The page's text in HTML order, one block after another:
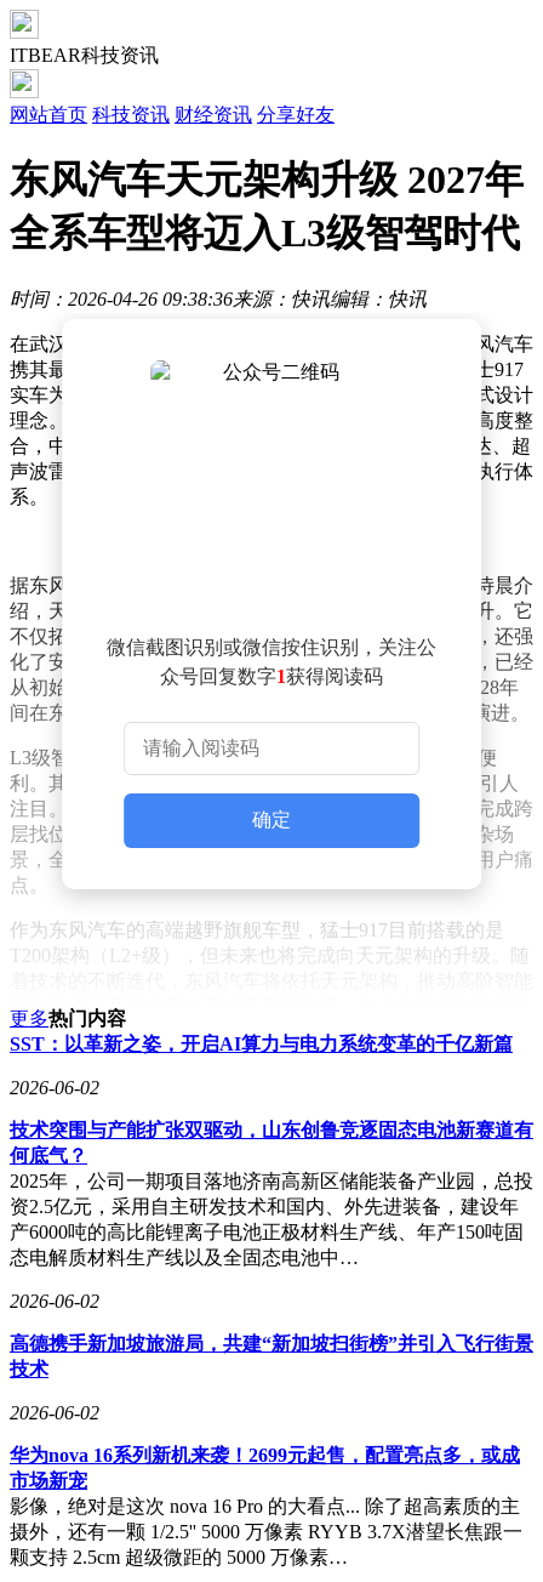
ITBEAR科技资讯
网站首页 科技资讯 财经资讯 分享好友
东风汽车天元架构升级 2027年
全系车型将迈入L3级智驾时代
时间：2026-04-26 09:38:36来源：快讯编辑：快讯
在武汉光谷科技会展中心举办的2026九峰山论坛上，东风汽车
携其最新研发的天元架构模型惊艳亮相。这一模型以猛士917
实车为蓝本进行缩小设计，直观展示了天元架构的集成式设计
理念。整车将电池、底座、底盘及自驾座舱等核心部件高度整
合，中央搭载自研芯片作为“智驾大脑”，配合毫米波雷达、超
声波雷达及外置激光雷达，构建了一个全方位的感知与执行体
系。
据东风汽车集团研发总院的智能驾驶软件开发工程师胡诗晨介
绍，天元架构相较于传统车型，在集成度上有了显著提升。它
不仅拓展了用户场景的定义能力，加快了系统响应速度，还强
化了安全性能。该架构基于华为乾崑智驾基础进行迭代，已经
从初始的L2级别升级至当前的L3级，并计划在2027至2028年
间在东风全系车型中普及，未来还将向L3+、L4级持续演进。
L3级智能辅助驾驶技术的实现，为城市驾驶带来了诸多便
利。其中，城市NOA导航辅助驾驶和代客泊车功能尤为引人
注目。代客泊车功能支持手机远程操作，车辆能够自主完成跨
层找位、会车避让、狭窄车位停泊以及断头路倒车等复杂场
景，全程无需人工介入，有效解决了停车难、车位窄等用户痛
点。
作为东风汽车的高端越野旗舰车型，猛士917目前搭载的是
T200架构（L2+级），但未来也将完成向天元架构的升级。随
驾驶技术从高端车型向更广泛车型渗透，加速智能驾驶技术的
规模化普及进程。
微信截图识别或微信按住识别，关注公
众号回复数字1获得阅读码
确定
更多热门内容
SST：以革新之姿，开启AI算力与电力系统变革的千亿新篇
2026-06-02
技术突围与产能扩张双驱动，山东创鲁竞逐固态电池新赛道有
何底气？
2025年，公司一期项目落地济南高新区储能装备产业园，总投
资2.5亿元，采用自主研发技术和国内、外先进装备，建设年
产6000吨的高比能锂离子电池正极材料生产线、年产150吨固
态电解质材料生产线以及全固态电池中…
2026-06-02
高德携手新加坡旅游局，共建“新加坡扫街榜”并引入飞行街景
技术
2026-06-02
华为nova 16系列新机来袭！2699元起售，配置亮点多，或成
市场新宠
影像，绝对是这次 nova 16 Pro 的大看点... 除了超高素质的主
摄外，还有一颗 1/2.5'' 5000 万像素 RYYB 3.7X潜望长焦跟一
颗支持 2.5cm 超级微距的 5000 万像素…